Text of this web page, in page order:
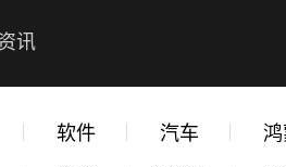
讯
软件 汽车 鸿